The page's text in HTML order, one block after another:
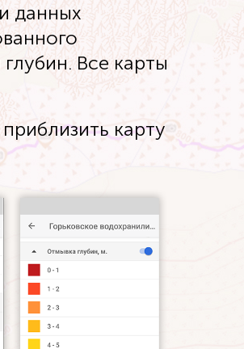
данных
Все карты
карту